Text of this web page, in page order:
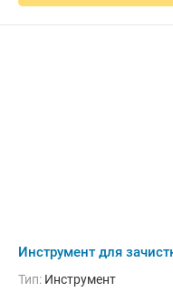
Инструмент для
Тип: Инструмент